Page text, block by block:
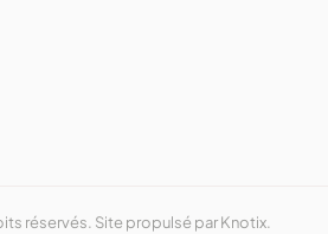
réservés. Site propulsé parKnotix.